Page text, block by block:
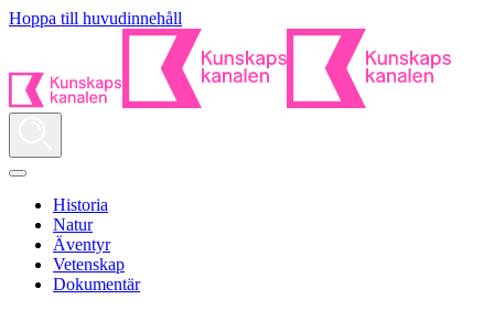
Hoppa till huvudinnehåll
Historia
Natur
Äventyr
Vetenskap
Dokumentär